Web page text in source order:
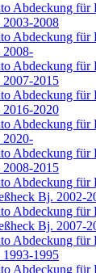
Abdeckung für
2008
Abdeckung für
Abdeckung für
2015
Abdeckung für
2020
Abdeckung für
Abdeckung für
2015
Abdeckung für
Bj. 2002-
Abdeckung für
Bj. 2007-
Abdeckung für
1995
Abdeckung für